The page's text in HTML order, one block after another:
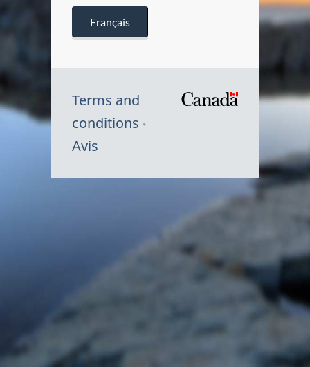
Français
Terms and
conditions
Avis
du